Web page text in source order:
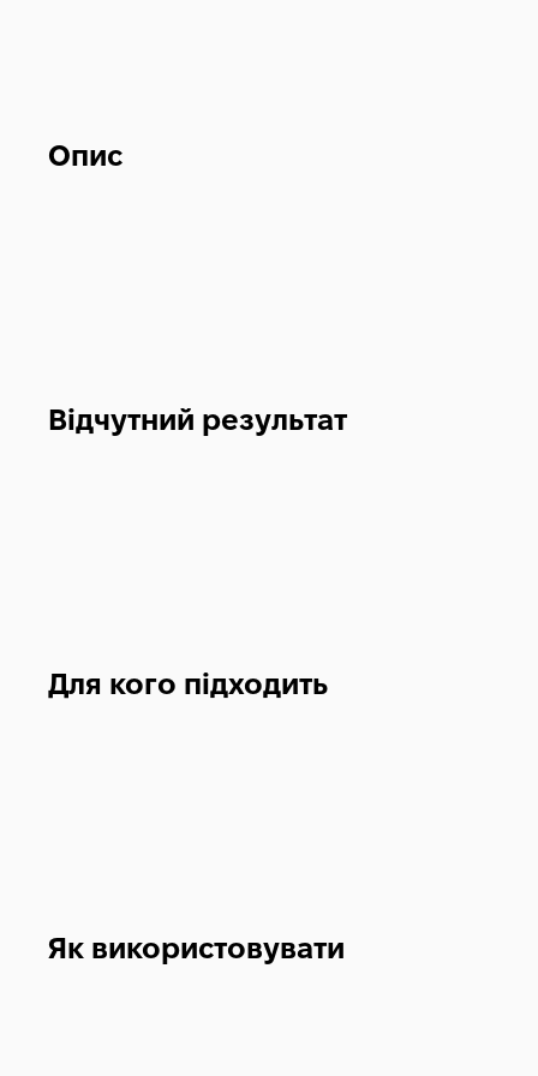
Опис
Відчутний результат
Для кого підходить
Як використовувати